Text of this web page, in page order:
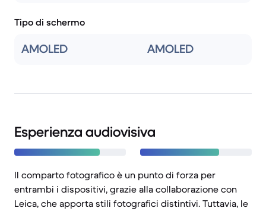
Tipo di schermo
AMOLED AMOLED
Esperienza audiovisiva
Il comparto fotografico è un punto di forza per
entrambi i dispositivi, grazie alla collaborazione con
Leica, che apporta stili fotografici distintivi. Tuttavia, le